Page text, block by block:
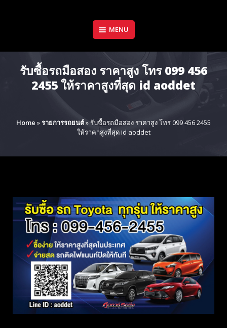
MENU
รับซื้อรถมือสอง ราคาสูง โทร 099 456
2455 ให้ราคาสูงที่สุด id aoddet
Home »รายการรถยนต์»รับซื้อรถมือสอง ราคาสูง โทร 099 456 2455
ให้ราคาสูงที่สุด id aoddet